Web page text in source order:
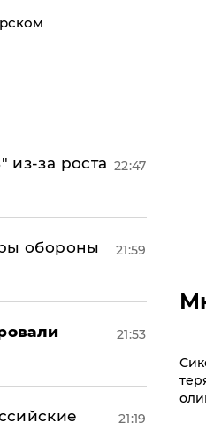
за роста 22:47
обороны
21:59
21:53
21:19